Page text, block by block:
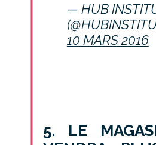
— HUB
10 MARS 2016
5. LE